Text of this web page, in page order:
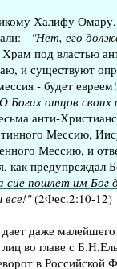
Халифу Омару,
- "Нет, его
Храм под властью
и существуют
- будет
Богах отцов
анти-
Мессию,
Мессию, и
как предупреждал
сие пошлет им
все!"(2Фес.2:10-12)
дает даже
во главе с
в